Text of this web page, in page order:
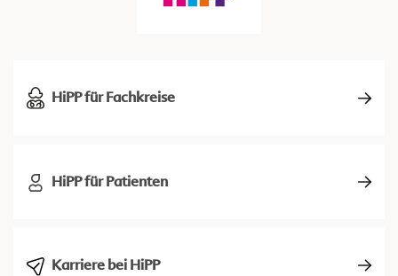
HiPP für Fachkreise
HiPP für Patienten
Karriere bei HiPP